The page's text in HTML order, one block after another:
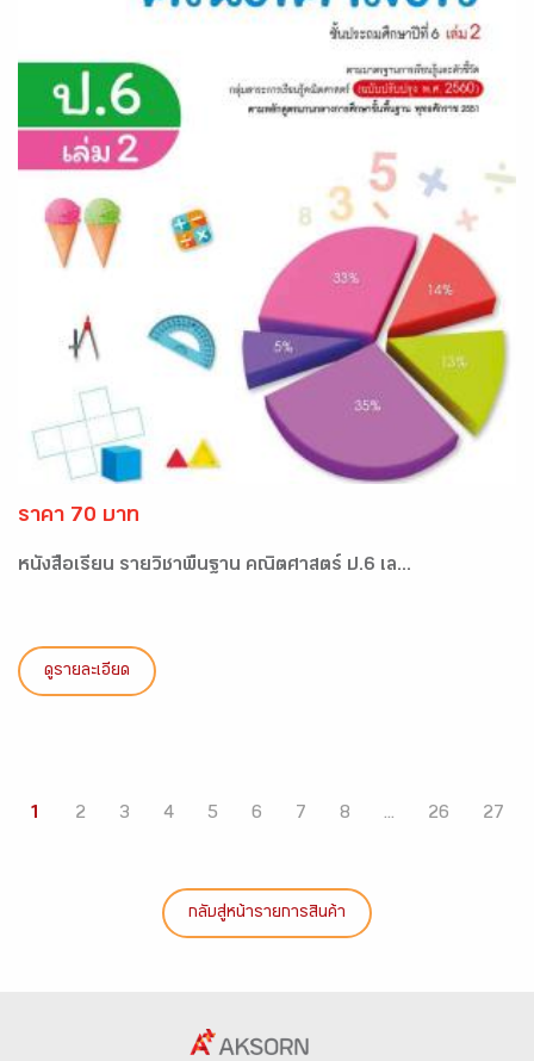
ราคา 70 บาท
หนังสือเรียน รายวิชาพื้นฐาน คณิตศาสตร์ ป.6 เล...
ดูรายละเอียด
1 2 3 4 5 6 7 8 ... 26 27
กลับสู่หน้ารายการสินค้า